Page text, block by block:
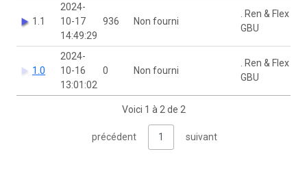
1.1
2024-
10-17
14:49:29
936 Non fourni
. Ren & Flex
GBU
1.0
2024-
10-16
13:01:02
0 Non fourni
. Ren & Flex
GBU
Voici 1 à 2 de 2
précédent 1 suivant